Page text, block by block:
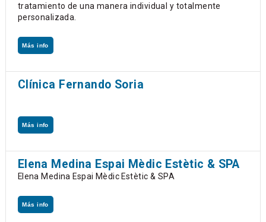
tratamiento de una manera individual y totalmente
personalizada.
Más info
Clínica Fernando Soria
Más info
Elena Medina Espai Mèdic Estètic & SPA
Elena Medina Espai Mèdic Estètic & SPA
Más info